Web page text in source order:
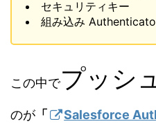
セキュリティキー
組み込み
この中でプッシ
のが 「 Salesforce